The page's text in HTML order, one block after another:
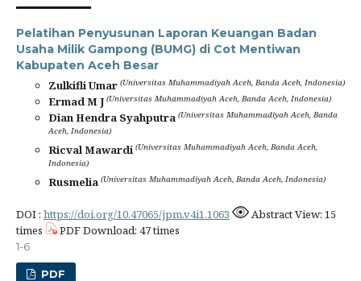
Pelatihan Penyusunan Laporan Keuangan Badan
Usaha Milik Gampong (BUMG) di Cot Mentiwan
Kabupaten Aceh Besar
Zulkifli Umar (Universitas Muhammadiyah Aceh, Banda Aceh, Indonesia)
Ermad M J (Universitas Muhammadiyah Aceh, Banda Aceh, Indonesia)
Dian Hendra Syahputra (Universitas Muhammadiyah Aceh, Banda
Aceh, Indonesia)
Ricval Mawardi (Universitas Muhammadiyah Aceh, Banda Aceh,
Indonesia)
Rusmelia (Universitas Muhammadiyah Aceh, Banda Aceh, Indonesia)
DOI : https://doi.org/10.47065/jpm.v4i1.1063
Abstract View: 15
times
PDF Download: 47 times
1-6
PDF